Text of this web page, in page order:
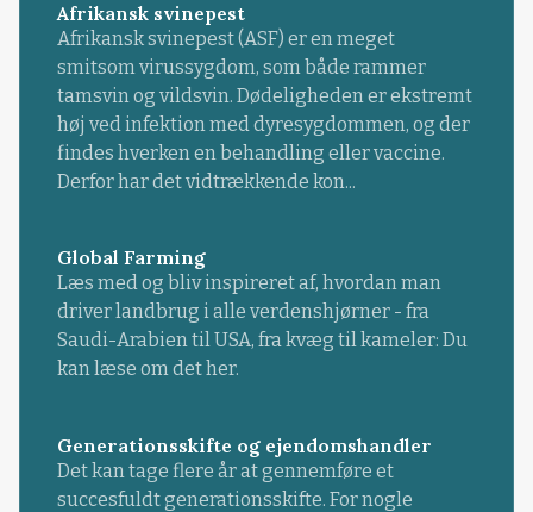
Afrikansk svinepest
Afrikansk svinepest (ASF) er en meget
smitsom virussygdom, som både rammer
tamsvin og vildsvin. Dødeligheden er ekstremt
høj ved infektion med dyresygdommen, og der
findes hverken en behandling eller vaccine.
Derfor har det vidtrækkende kon...
Global Farming
Læs med og bliv inspireret af, hvordan man
driver landbrug i alle verdenshjørner - fra
Saudi-Arabien til USA, fra kvæg til kameler: Du
kan læse om det her.
Generationsskifte og ejendomshandler
Det kan tage flere år at gennemføre et
succesfuldt generationsskifte. For nogle